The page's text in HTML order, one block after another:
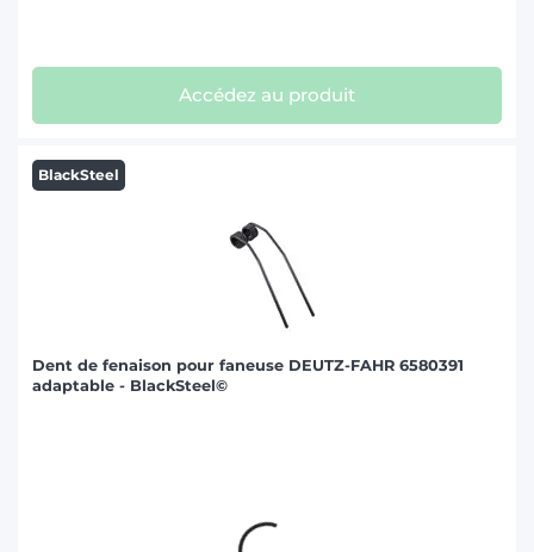
Accédez au produit
BlackSteel
Dent de fenaison pour faneuse DEUTZ-FAHR 6580391
adaptable - BlackSteel©
Accédez au produit